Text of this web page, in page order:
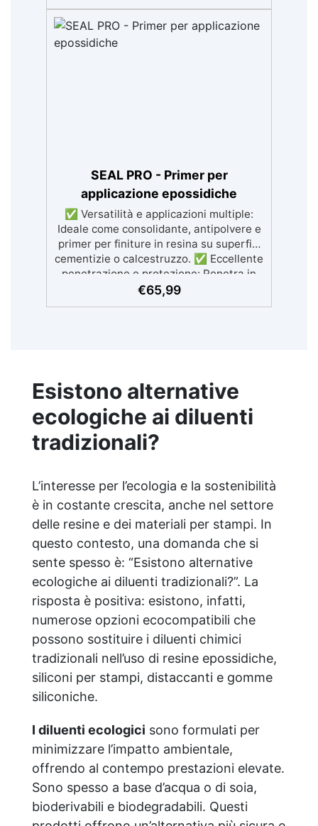
anche ai bambini, perfetta per un utilizzo
in casa senza rischi Multiuso e versatile,
pronta in soli 30 minuti per creazioni
SEAL PRO - Primer per
applicazione epossidiche
✅ Versatilità e applicazioni multiple:
Ideale come consolidante, antipolvere e
primer per finiture in resina su superfici
cementizie o calcestruzzo. ✅ Eccellente
penetrazione e protezione: Penetra in
profondità per stabilizzare il substrato,
usare e pulire: Applicazione agevole e
strumenti pulibili con acqua. ✅
Conformità alle normative CE:
Certificato secondo gli standard europei
EN 1504-2, assicurando qualità e
€65,99
Esistono alternative
ecologiche ai diluenti
tradizionali?
L’interesse per l’ecologia e la sostenibilità
è in costante crescita, anche nel settore
delle resine e dei materiali per stampi. In
questo contesto, una domanda che si
sente spesso è: “Esistono alternative
ecologiche ai diluenti tradizionali?”. La
risposta è positiva: esistono, infatti,
numerose opzioni ecocompatibili che
possono sostituire i diluenti chimici
tradizionali nell’uso di resine epossidiche,
siliconi per stampi, distaccanti e gomme
siliconiche.
I diluenti ecologici sono formulati per
minimizzare l’impatto ambientale,
offrendo al contempo prestazioni elevate.
Sono spesso a base d’acqua o di soia,
bioderivabili e biodegradabili. Questi